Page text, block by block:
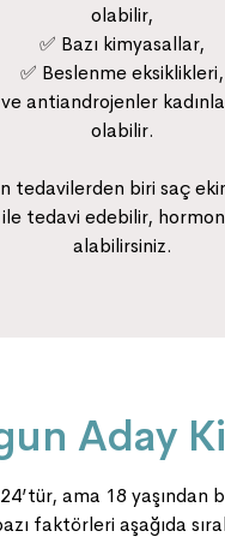
olabilir,
✅ Bazı kimyasallar,
✅ Beslenme eksiklikleri,
antiandrojenler
olabilir.
tedavilerden biri saç
ile tedavi edebilir,
alabilirsiniz.
Aday
ama 18 yaşından
faktörleri aşağıda